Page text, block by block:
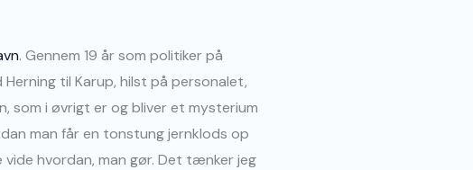
. Gennem 19 år som politiker på
til Karup, hilst på personalet,
som i øvrigt er og bliver et mysterium
man får en tonstung jernklods op
vide hvordan, man gør. Det tænker jeg